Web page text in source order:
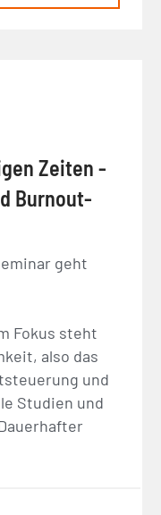
Zeiten -
Burnout-
geht
Fokus steht
also das
und
Studien und